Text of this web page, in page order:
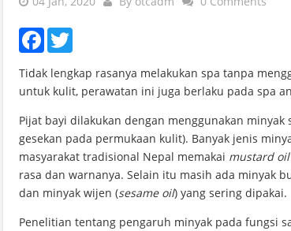
Facebook
Tidak lengkap rasanya melakukan spa tanpa
untuk kulit, perawatan ini juga berlaku pada spa
Pijat bayi dilakukan dengan menggunakan
gesekan pada permukaan kulit). Banyak jenis
masyarakat tradisional Nepal memakai mustard oil
rasa dan warnanya. Selain itu masih ada minyak
dan minyak wijen (sesame oil) yang sering dipakai.
Penelitian tentang pengaruh minyak pada fungsi